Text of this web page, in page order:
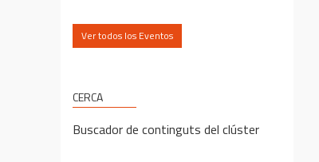
Ver todos los Eventos
CERCA
Buscador de continguts del clúster